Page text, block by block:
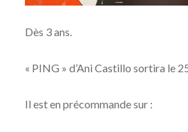
Dès 3 ans.
« PING » d’Ani Castillo sortira le
Il est en précommande sur :